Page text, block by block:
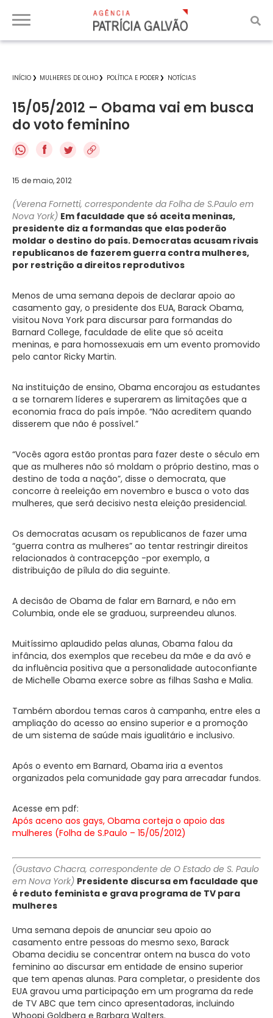
INÍCIO MULHERES DE OLHO POLÍTICA E PODER NOTÍCIAS
15/05/2012 – Obama vai em busca
do voto feminino
f
15 de maio, 2012
(Verena Fornetti, correspondente da Folha de S.Paulo em
Nova York) Em faculdade que só aceita meninas,
presidente diz a formandas que elas poderão
moldar o destino do país. Democratas acusam rivais
republicanos de fazerem guerra contra mulheres,
por restrição a direitos reprodutivos
Menos de uma semana depois de declarar apoio ao
casamento gay, o presidente dos EUA, Barack Obama,
visitou Nova York para discursar para formandas do
Barnard College, faculdade de elite que só aceita
meninas, e para homossexuais em um evento promovido
pelo cantor Ricky Martin.
Na instituição de ensino, Obama encorajou as estudantes
a se tornarem líderes e superarem as limitações que a
economia fraca do país impõe. “Não acreditem quando
disserem que não é possível.”
“Vocês agora estão prontas para fazer deste o século em
que as mulheres não só moldam o próprio destino, mas o
destino de toda a nação”, disse o democrata, que
concorre à reeleição em novembro e busca o voto das
mulheres, que será decisivo nesta eleição presidencial.
Os democratas acusam os republicanos de fazer uma
“guerra contra as mulheres” ao tentar restringir direitos
relacionados à contracepção -por exemplo, a
distribuição de pílula do dia seguinte.
A decisão de Obama de falar em Barnard, e não em
Columbia, onde ele se graduou, surpreendeu alunos.
Muitíssimo aplaudido pelas alunas, Obama falou da
infância, dos exemplos que recebeu da mãe e da avó e
da influência positiva que a personalidade autoconfiante
de Michelle Obama exerce sobre as filhas Sasha e Malia.
Também abordou temas caros à campanha, entre eles a
ampliação do acesso ao ensino superior e a promoção
de um sistema de saúde mais igualitário e inclusivo.
Após o evento em Barnard, Obama iria a eventos
organizados pela comunidade gay para arrecadar fundos.
Acesse em pdf:
Após aceno aos gays, Obama corteja o apoio das
mulheres (Folha de S.Paulo – 15/05/2012)
(Gustavo Chacra, correspondente de O Estado de S. Paulo
em Nova York) Presidente discursa em faculdade que
é reduto feminista e grava programa de TV para
mulheres
Uma semana depois de anunciar seu apoio ao
casamento entre pessoas do mesmo sexo, Barack
Obama decidiu se concentrar ontem na busca do voto
feminino ao discursar em entidade de ensino superior
que tem apenas alunas. Para completar, o presidente dos
EUA gravou uma participação em um programa da rede
de TV ABC que tem cinco apresentadoras, incluindo
Whoopi Goldberg e Barbara Walters.